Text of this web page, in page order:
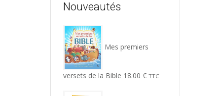
Nouveautés
Mes premiers
versets de la Bible 18.00 € TTC